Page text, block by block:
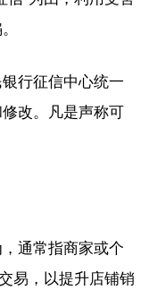
行征信中心统一
改。凡是声称可
通常指商家或个
易，以提升店铺销